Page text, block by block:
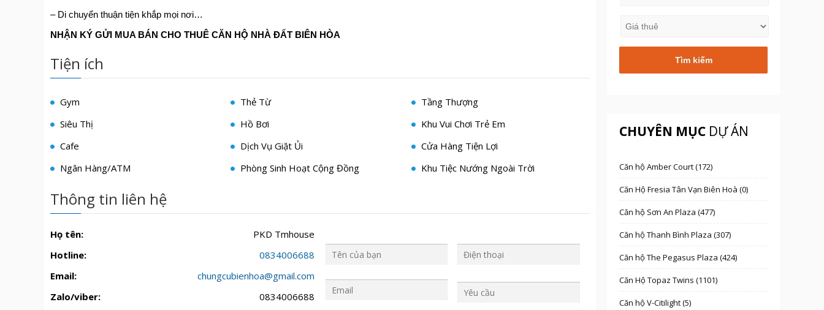
– Di chuyển thuận tiện khắp mọi nơi…
NHẬN KÝ GỬI MUA BÁN CHO THUÊ CĂN HỘ NHÀ ĐẤT BIÊN HÒA
Tiện ích
Gym Thẻ Từ
Tầng Thượng
Siêu Thị
Hồ Bơi
Khu Vui Chơi Trẻ Em
Cafe
Dịch Vụ Giặt Ủi
Cửa Hàng Tiện Lợi
Ngân Hàng/ATM
Phòng Sinh Hoạt Cộng Đồng Khu Tiệc Nướng Ngoài Trời
Thông tin liên hệ
Họ tên:
PKD Tmhouse
Hotline:
0834006688
Email:
chungcubienhoa@gmail.com
Zalo/viber:
0834006688
Y
CHUYÊN MỤC DỰ ÁN
Căn hộ Amber Court (172)
Căn Hộ Fresia Tân Vạn Biên Hoà (0)
Căn hộ Sơn An Plaza (477)
Căn hộ Thanh Bình Plaza (307)
Căn hộ The Pegasus Plaza (424)
Căn Hộ Topaz Twins (1101)
Căn hộ V-Citilight (5)